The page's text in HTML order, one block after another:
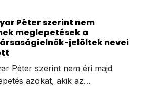
Péter szerint nem
meglepetések a
jelöltek nevei
Péter szerint nem éri majd
azokat, akik az…